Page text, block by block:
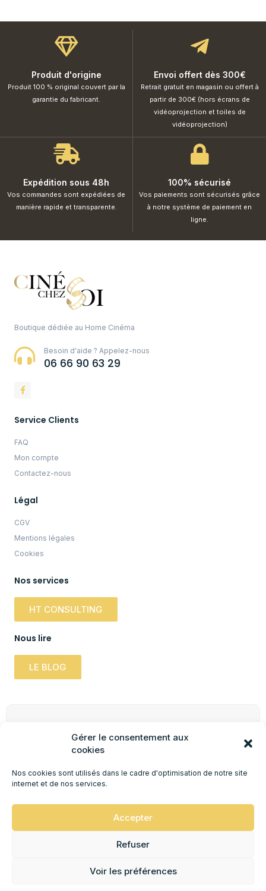
Gérer le consentement aux
cookies
Nos cookies sont utilisés dans le cadre d'optimisation de notre site
internet et de nos services.
Accepter
Refuser
Voir les préférences
Produit d'origine
Produit 100 % original couvert par la
garantie du fabricant.
Envoi offert dès 300€
Retrait gratuit en magasin ou offert à
partir de 300€ (hors écrans de
vidéoprojection et toiles de
vidéoprojection)
Expédition sous 48h
Vos commandes sont expédiées de
manière rapide et transparente.
100% sécurisé
Vos paiements sont sécurisés grâce
à notre système de paiement en
ligne.
Boutique dédiée au Home Cinéma
Besoin d'aide ? Appelez-nous
06 66 90 63 29
Service Clients
FAQ
Mon compte
Contactez-nous
Légal
CGV
Mentions légales
Cookies
Nos services
HT CONSULTING
Nous lire
LE BLOG
Newsletter
Inscrivez-vous à notre newsletter pour obtenir
des informations pratiques, mises à jour &